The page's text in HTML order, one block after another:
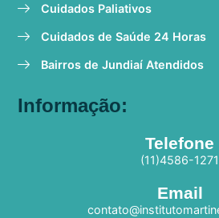
Cuidados Paliativos
Cuidados de Saúde 24 Horas
Bairros de Jundiaí Atendidos
Informação:
Telefone
(11)4586-1271
Email